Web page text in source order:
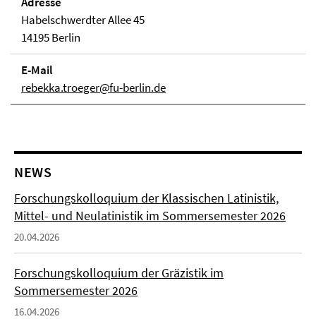
Habelschwerdter Allee 45
14195 Berlin
E-Mail
rebekka.troeger@fu-berlin.de
NEWS
Forschungskolloquium der Klassischen Latinistik,
Mittel- und Neulatinistik im Sommersemester 2026
20.04.2026
Forschungskolloquium der Gräzistik im
Sommersemester 2026
16.04.2026